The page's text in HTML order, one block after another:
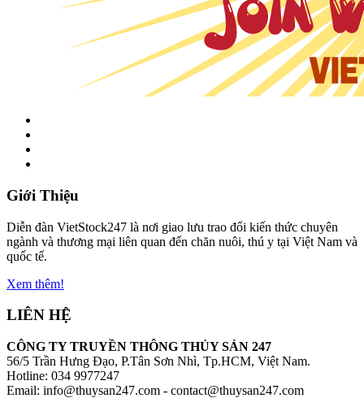
Giới Thiệu
Diễn đàn VietStock247 là nơi giao lưu trao đổi kiến thức chuyên
ngành và thương mại liên quan đến chăn nuôi, thú y tại Việt Nam và
quốc tế.
Xem thêm!
LIÊN HỆ
CÔNG TY TRUYỀN THÔNG THỦY SẢN 247
56/5 Trần Hưng Đạo, P.Tân Sơn Nhì, Tp.HCM, Việt Nam.
Hotline: 034 9977247
Email: info@thuysan247.com - contact@thuysan247.com